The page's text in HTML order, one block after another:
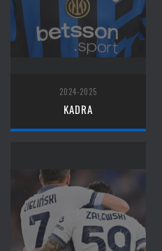
2024-2025
KADRA